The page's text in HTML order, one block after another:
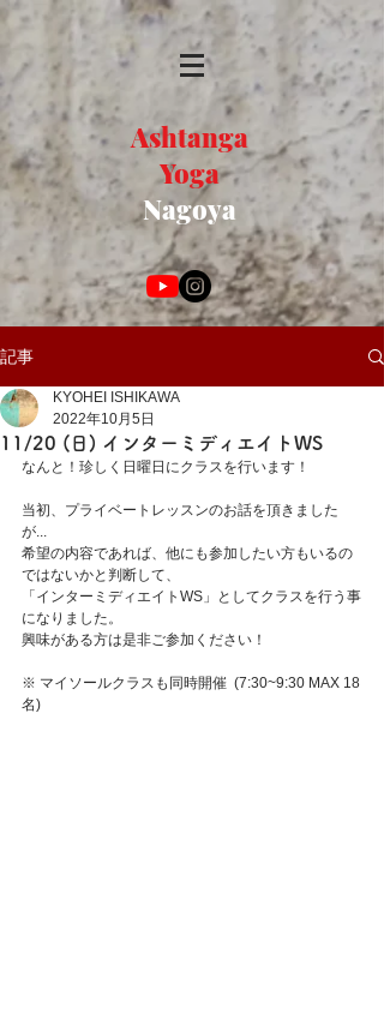
Ashtanga
Yoga
Nagoya
記事
11/20 (日) インターミディエイトWS
KYOHEI ISHIKAWA
2022年10月5日
なんと！珍しく日曜日にクラスを行います！
当初、プライベートレッスンのお話を頂きました
が...
希望の内容であれば、他にも参加したい方もいるの
ではないかと判断して、
「インターミディエイトWS」としてクラスを行う事
になりました。
興味がある方は是非ご参加ください！
※ マイソールクラスも同時開催  (7:30~9:30 MAX 18
名)